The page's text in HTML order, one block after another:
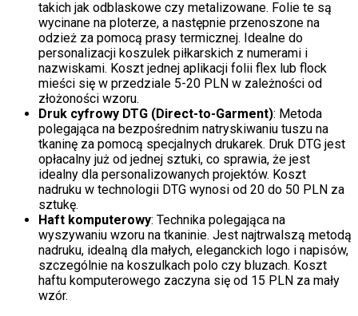
takich jak odblaskowe czy metalizowane. Folie te są
wycinane na ploterze, a następnie przenoszone na
odzież za pomocą prasy termicznej. Idealne do
personalizacji koszulek piłkarskich z numerami i
nazwiskami. Koszt jednej aplikacji folii flex lub flock
mieści się w przedziale 5-20 PLN w zależności od
złożoności wzoru.
Druk cyfrowy DTG (Direct-to-Garment): Metoda
polegająca na bezpośrednim natryskiwaniu tuszu na
tkaninę za pomocą specjalnych drukarek. Druk DTG jest
opłacalny już od jednej sztuki, co sprawia, że jest
idealny dla personalizowanych projektów. Koszt
nadruku w technologii DTG wynosi od 20 do 50 PLN za
sztukę.
Haft komputerowy: Technika polegająca na
wyszywaniu wzoru na tkaninie. Jest najtrwalszą metodą
nadruku, idealną dla małych, eleganckich logo i napisów,
szczególnie na koszulkach polo czy bluzach. Koszt
haftu komputerowego zaczyna się od 15 PLN za mały
wzór.